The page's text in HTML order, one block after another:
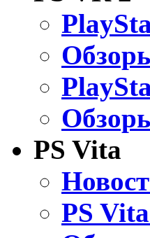
PS Vita
PS